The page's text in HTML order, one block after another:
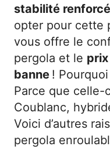
stabilité
opter pour cette
vous offre le
pergola et le
banne !
Parce que celle-
Coublanc,
Voici d’autres
pergola